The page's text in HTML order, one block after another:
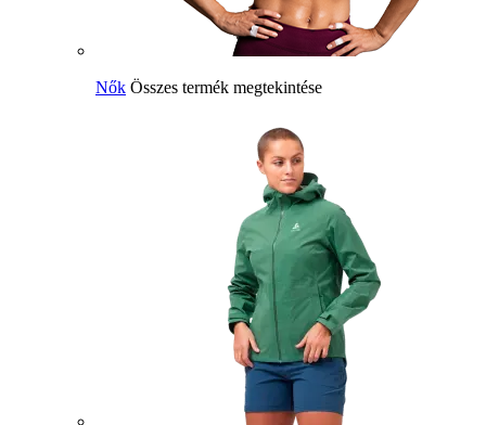
Nők Összes termék megtekintése